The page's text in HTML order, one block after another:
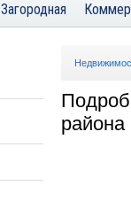
Загородная
района